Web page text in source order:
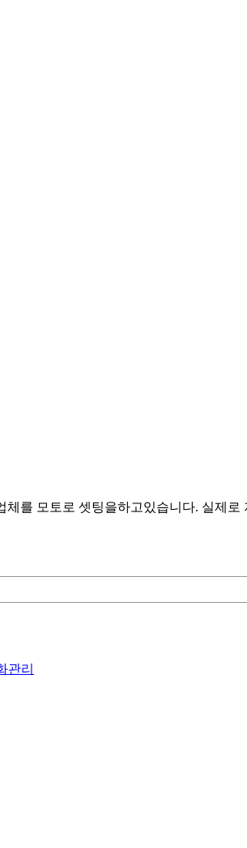
를 모토로 셋팅을하고있습니다. 실제
관리